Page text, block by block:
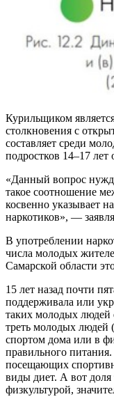
Курильщиком
столкновения с
составляет среди
подростков 14–17
«Данный вопрос
такое соотношение
косвенно указывает
наркотиков», —
В употреблении
числа молодых
Самарской области
15 лет назад почти
поддерживала или
таких молодых
треть молодых людей
спортом дома или в
правильного
посещающих
виды диет. А вот доля
физкультурой,